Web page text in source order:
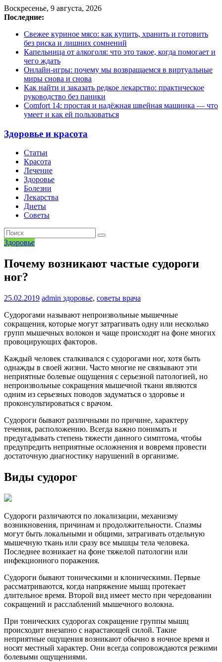
Воскресенье, 9 августа, 2026
Последние:
Свежее куриное мясо: как купить, хранить и готовить
без риска и лишних сомнений
Капельница от алкоголя: что это такое, когда помогает и
чего ждать
Онлайн-игры: почему мы возвращаемся в виртуальные
миры снова и снова
Как найти и заказать редкое лекарство: практическое
руководство без паники
Comfort 14: простая и надёжная швейная машинка — что
умеет и как ей пользоваться
Здоровье и красота
Статьи
Красота
Лечение
Здоровье
Болезни
Лекарства
Диеты
Советы
Здоровье
Почему возникают частые судороги
ног?
25.02.2019 admin здоровье, советы врача
Судорогами называют непроизвольные мышечные
сокращения, которые могут затрагивать одну или несколько
групп мышечных волокон и чаще происходят на фоне многих
провоцирующих факторов.
Каждый человек сталкивался с судорогами ног, хотя быть
однажды в своей жизни. Часто многие не связывают эти
неприятные болевые ощущения с серьезной патологией, но
непроизвольные сокращения мышечной ткани являются
одним из серьезных поводов задуматься о здоровье и
проконсультироваться с врачом.
Судороги бывают различными по причине, характеру
течения, расположению. Всегда важно понимать и
предугадывать степень тяжести данного симптома, чтобы
предупредить неприятные осложнения и вовремя провести
достаточную диагностику нарушений в организме.
Виды судорог
Судороги различаются по локализации, механизму
возникновения, причинам и продолжительности. Спазмы
могут быть локальными и общими, затрагивать отдельную
мышечную ткань или сразу все мышцы тела человека.
Последнее возникает на фоне тяжелой патологии или
инфекционного поражения.
Судороги бывают тоническими и клоническими. Первые
рассматриваются, когда напряжение мышц протекает
длительное время. Второй вид имеет место при чередовании
сокращений и расслаблений мышечного волокна.
При тонических судорогах сокращение группы мышц
происходит внезапно с нарастающей силой. Такие
неприятные ощущения возникают обычно в ночное время и
носят местный характер. Они всегда сопровождаются резкими
болевыми ощущениями.